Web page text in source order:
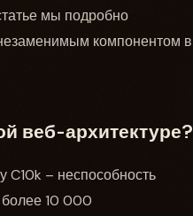
мы подробно
компонентом в
веб-архитектуре?
– неспособность
10 000